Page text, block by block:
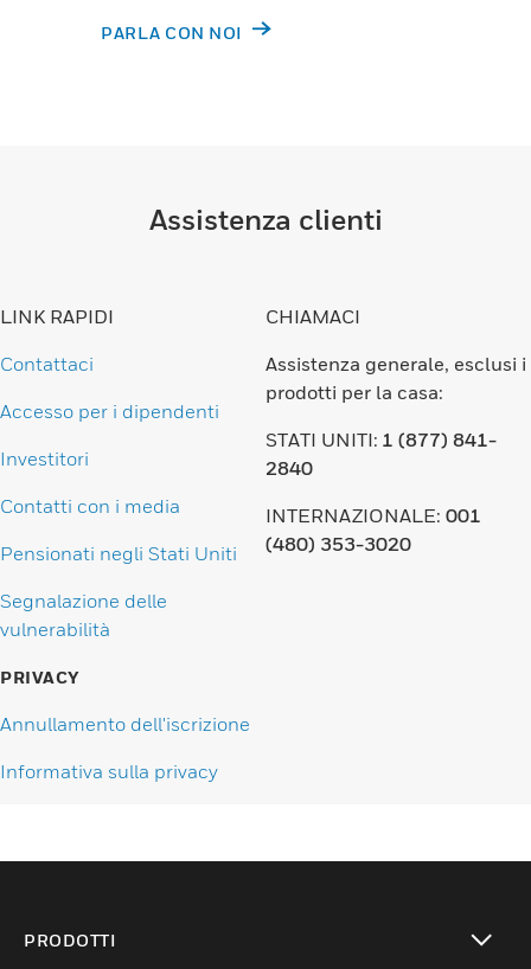
PARLA CON NOI
Assistenza clienti
LINK RAPIDI
Contattaci
Accesso per i dipendenti
Investitori
Contatti con i media
Pensionati negli Stati Uniti
Segnalazione delle
vulnerabilità
CHIAMACI
Assistenza generale, esclusi i
prodotti per la casa:
STATI UNITI: 1 (877) 841-
2840
INTERNAZIONALE: 001
(480) 353-3020
PRIVACY
Annullamento dell'iscrizione
Informativa sulla privacy
PRODOTTI